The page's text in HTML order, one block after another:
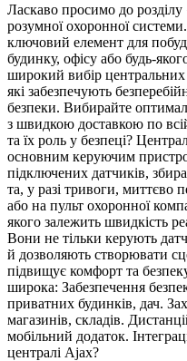
Ласкаво просимо до
розумної охоронної
ключовий елемент для
будинку, офісу або будь-
широкий вибір центральних
які забезпечують
безпеки. Вибирайте
з швидкою доставкою по
та їх роль у безпеці?
основним керуючим
підключених датчиків,
та, у разі тривоги, миттєво
або на пульт охоронної
якого залежить швидкість
Вони не тільки керують
й дозволяють створювати
підвищує комфорт та
широка: Забезпечення
приватних будинків, дач.
магазинів, складів.
мобільний додаток.
централі Ajax?